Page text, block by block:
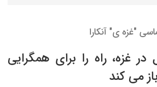
"غزه ی" آنکارا
غزه، راه را برای همگرایی
می کند